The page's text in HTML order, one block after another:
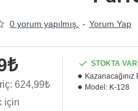
0 yorum yapılmış. - Yorum Yap
624,99₺
için
STOKTA VAR
Kazanacağınız
Model: K-128